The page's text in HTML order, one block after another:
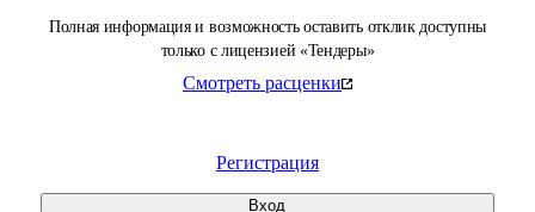
Полная информация и возможность оставить отклик доступны
только с лицензией «Тендеры»
Смотреть расценки
Регистрация
Вход